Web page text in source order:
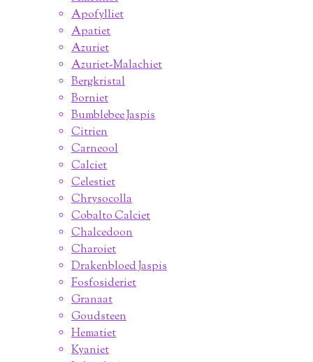
Apofylliet
Apatiet
Azuriet
Azuriet-Malachiet
Bergkristal
Borniet
Bumblebee Jaspis
Citrien
Carneool
Calciet
Celestiet
Chrysocolla
Cobalto Calciet
Chalcedoon
Charoiet
Drakenbloed Jaspis
Fosfosideriet
Granaat
Goudsteen
Hematiet
Kyaniet